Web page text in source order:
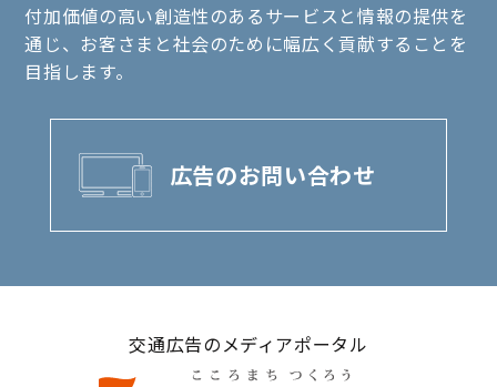
付加価値の高い創造性のあるサービスと情報の提供を
通じ、お客さまと社会のために幅広く貢献することを
目指します。
広告のお問い合わせ
交通広告のメディアポータル